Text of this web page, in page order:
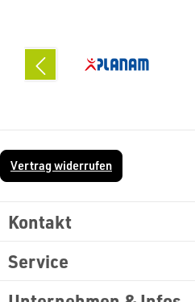
Vertrag widerrufen
Kontakt
Service